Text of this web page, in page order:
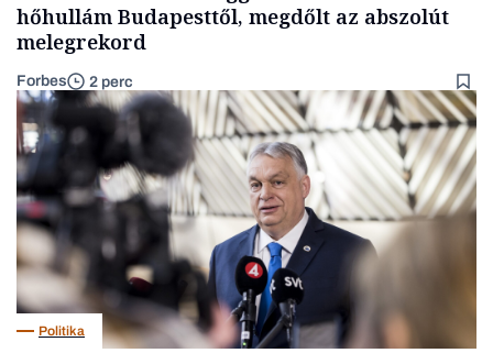
hőhullám Budapesttől, megdőlt az abszolút
melegrekord
Forbes 2 perc
Politika